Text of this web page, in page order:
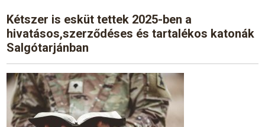
Kétszer is esküt tettek 2025-ben a
hivatásos,szerződéses és tartalékos katonák
Salgótarjánban